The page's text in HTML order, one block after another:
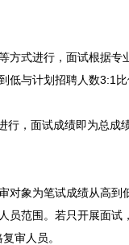
式进行，面试根据专
低与计划招聘人数3:1
，面试成绩即为总成绩
象为笔试成绩从高到
员范围。若只开展面
审人员。